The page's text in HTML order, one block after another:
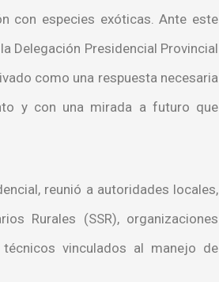
con especies exóticas. Ante este
Delegación Presidencial Provincial
como una respuesta necesaria
y con una mirada a futuro que
reunió a autoridades locales,
Rurales (SSR), organizaciones
vinculados al manejo de